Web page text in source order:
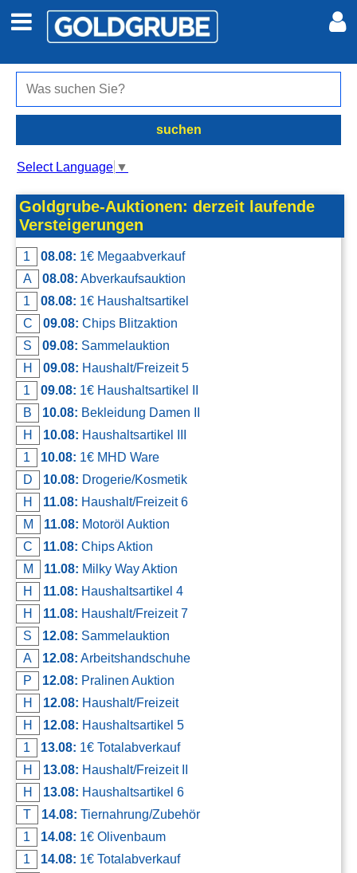
Auto + Motor
Jobs
Marktplatz
Auktionen
jetzt inserieren
Kontakt
AGB, Nutzungsbedingungen
Impressum
Meine Inserate
Anmelden
suchen
Select Language ▼
Goldgrube-Auktionen: derzeit laufende
Versteigerungen
1 08.08: 1€ Megaabverkauf
A
08.08: Abverkaufsauktion
1
08.08: 1€ Haushaltsartikel
C
09.08: Chips Blitzaktion
S
09.08: Sammelauktion
H
09.08: Haushalt/Freizeit 5
1
09.08: 1€ Haushaltsartikel II
B
10.08: Bekleidung Damen II
H
10.08: Haushaltsartikel III
1
10.08: 1€ MHD Ware
D
10.08: Drogerie/Kosmetik
H
11.08: Haushalt/Freizeit 6
M
11.08: Motoröl Auktion
C
11.08: Chips Aktion
M
11.08: Milky Way Aktion
H
11.08: Haushaltsartikel 4
H
11.08: Haushalt/Freizeit 7
S
12.08: Sammelauktion
A
12.08: Arbeitshandschuhe
P
12.08: Pralinen Auktion
H
12.08: Haushalt/Freizeit
H
12.08: Haushaltsartikel 5
1
13.08: 1€ Totalabverkauf
H
13.08: Haushalt/Freizeit II
H
13.08: Haushaltsartikel 6
T
14.08: Tiernahrung/Zubehör
1
14.08: 1€ Olivenbaum
1
14.08: 1€ Totalabverkauf